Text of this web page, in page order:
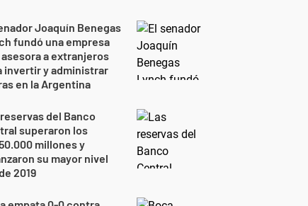
Joaquín Benegas
fundó una empresa
a extranjeros
invertir y administrar
en la Argentina
del Banco
superaron los
millones y
su mayor nivel
2019